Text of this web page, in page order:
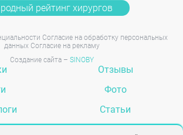
рейтинг хирургов
Согласие на обработку персональных
данных Согласие на рекламу
Создание сайта – SINOBY
Отзывы
Фото
Статьи